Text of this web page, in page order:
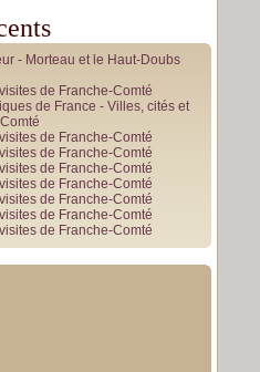
- Morteau et le Haut-Doubs
de Franche-Comté
de France - Villes, cités et
de Franche-Comté
de Franche-Comté
de Franche-Comté
de Franche-Comté
de Franche-Comté
de Franche-Comté
de Franche-Comté